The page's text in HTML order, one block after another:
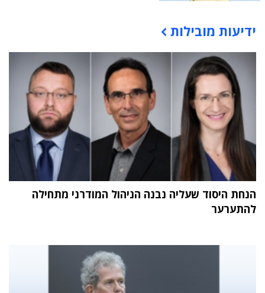
תוכן פרסומי
ידיעות מובילות
הנחת היסוד שעליה נבנה הניהול המודרני מתחילה
להתערער